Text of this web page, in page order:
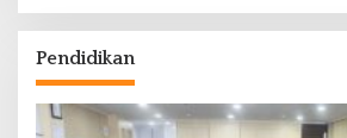
Pendidikan